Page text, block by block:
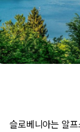
슬로베니아는 알